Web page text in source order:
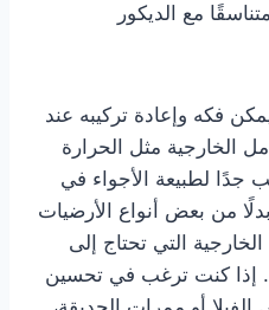
مع الديكور
فكه وإعادة تركيبه عند
الخارجية مثل الحرارة
جدًا لطبيعة الأجواء في
من بعض أنواع الأرضيات
التي تحتاج إلى
إذا كنت ترغب في تحسين